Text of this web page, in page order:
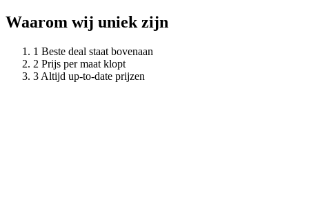
Waarom wij uniek zijn
Beste deal staat bovenaan
Prijs per maat klopt
Altijd up-to-date prijzen